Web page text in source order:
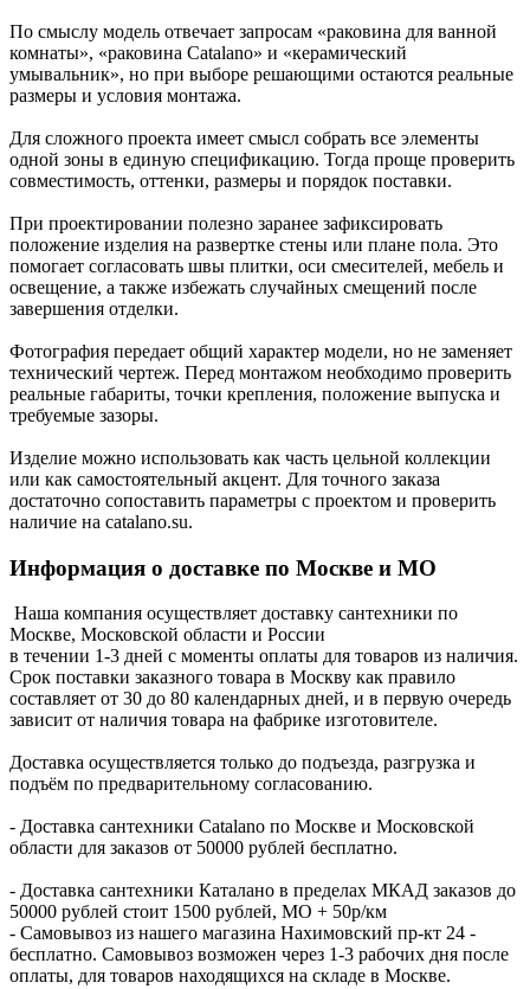
По смыслу модель отвечает запросам «раковина для ванной
комнаты», «раковина Catalano» и «керамический
умывальник», но при выборе решающими остаются реальные
размеры и условия монтажа.
Для сложного проекта имеет смысл собрать все элементы
одной зоны в единую спецификацию. Тогда проще проверить
совместимость, оттенки, размеры и порядок поставки.
При проектировании полезно заранее зафиксировать
положение изделия на развертке стены или плане пола. Это
помогает согласовать швы плитки, оси смесителей, мебель и
освещение, а также избежать случайных смещений после
завершения отделки.
Фотография передает общий характер модели, но не заменяет
технический чертеж. Перед монтажом необходимо проверить
реальные габариты, точки крепления, положение выпуска и
требуемые зазоры.
Изделие можно использовать как часть цельной коллекции
или как самостоятельный акцент. Для точного заказа
достаточно сопоставить параметры с проектом и проверить
наличие на catalano.su.
Информация о доставке по Москве и МО
Наша компания осуществляет доставку сантехники по
Москве, Московской области и России
в течении 1-3 дней с моменты оплаты для товаров из наличия.
Срок поставки заказного товара в Москву как правило
составляет от 30 до 80 календарных дней, и в первую очередь
зависит от наличия товара на фабрике изготовителе.
Доставка осуществляется только до подъезда, разгрузка и
подъём по предварительному согласованию.
- Доставка сантехники Catalano по Москве и Московской
области для заказов от 50000 рублей бесплатно.
- Доставка сантехники Каталано в пределах МКАД заказов до
50000 рублей стоит 1500 рублей, МО + 50р/км
- Самовывоз из нашего магазина Нахимовский пр-кт 24 -
бесплатно. Самовывоз возможен через 1-3 рабочих дня после
оплаты, для товаров находящихся на складе в Москве.